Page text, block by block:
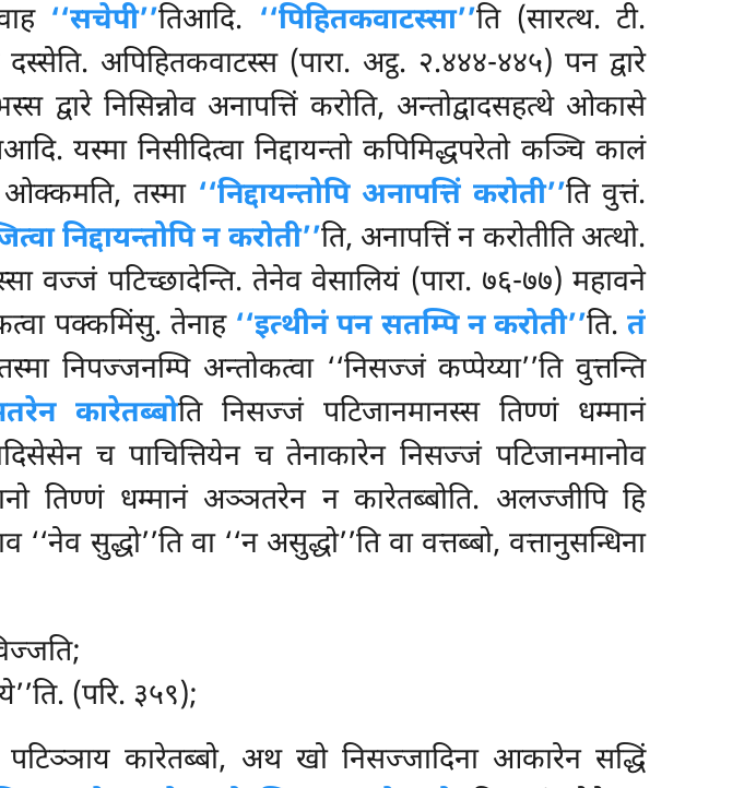
‘‘सचेपी’’तिआदि. ‘‘पिहितकवाटस्सा’’ति (सारत्थ. टी.
अपिहितकवाटस्स (पारा. अट्ठ. २.४४४-४४५) पन द्वारे
द्वारे निसिन्नोव अनापत्तिं करोति, अन्तोद्वादसहत्थे ओकासे
यस्मा निसीदित्वा निद्दायन्तो कपिमिद्धपरेतो कञ्चि कालं
ओक्कमति, तस्मा ‘‘निद्दायन्तोपि अनापत्तिं करोती’’ति वुत्तं.
निद्दायन्तोपि न करोती’’ति, अनापत्तिं न करोतीति अत्थो.
वज्जं पटिच्छादेन्ति. तेनेव वेसालियं (पारा. ७६-७७) महावने
पक्कमिंसु. तेनाह ‘‘इत्थीनं पन सतम्पि न करोती’’ति.तं
निपज्जनम्पि अन्तोकत्वा ‘‘निसज्जं कप्पेय्या’’ति वुत्तन्ति
कारेतब्बोति निसज्जं पटिजानमानस्स तिण्णं धम्मानं
च पाचित्तियेन च तेनाकारेन निसज्जं पटिजानमानोव
तिण्णं धम्मानं अञ्ञतरेन न कारेतब्बोति. अलज्जीपि हि
सुद्धो’’ति वा ‘‘न असुद्धो’’ति वा वत्तब्बो, वत्तानुसन्धिना
(परि. ३५९);
कारेतब्बो, अथ खो निसज्जादिना आकारेन सद्धिं